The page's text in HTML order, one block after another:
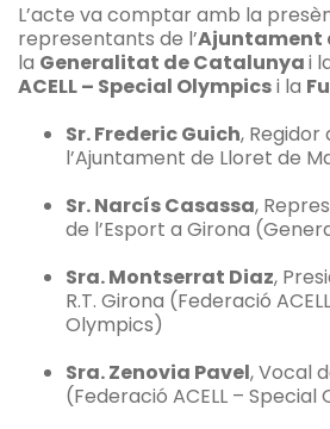
L’acte va comptar amb la
representants de l’Ajuntament
la Generalitat de Catalunyai
ACELL – Special Olympicsi la
Sr. Frederic Guich, Regidor
l’Ajuntament de Lloret de
Sr. Narcís Casassa,
de l’Esport a Girona
Sra. Montserrat Diaz,
R.T. Girona (Federació
Olympics)
Sra. Zenovia Pavel, Vocal
(Federació ACELL – Special